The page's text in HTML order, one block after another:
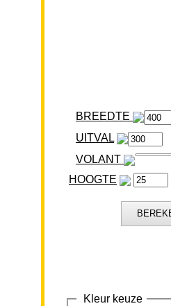
BREEDTE
VOLANT
HOOGTE
Kleur keuze